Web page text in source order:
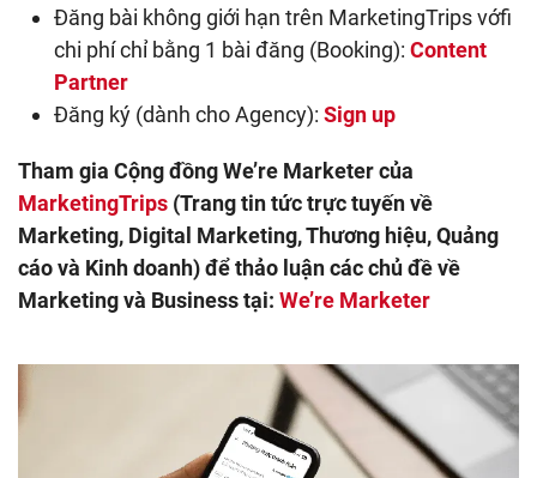
Đăng bài không giới hạn trên MarketingTrips vớfi
chi phí chỉ bằng 1 bài đăng (Booking): Content
Partner
Đăng ký (dành cho Agency): Sign up
Tham gia Cộng đồng We’re Marketer của
MarketingTrips (Trang tin tức trực tuyến về
Marketing, Digital Marketing, Thương hiệu, Quảng
cáo và Kinh doanh) để thảo luận các chủ đề về
Marketing và Business tại: We’re Marketer